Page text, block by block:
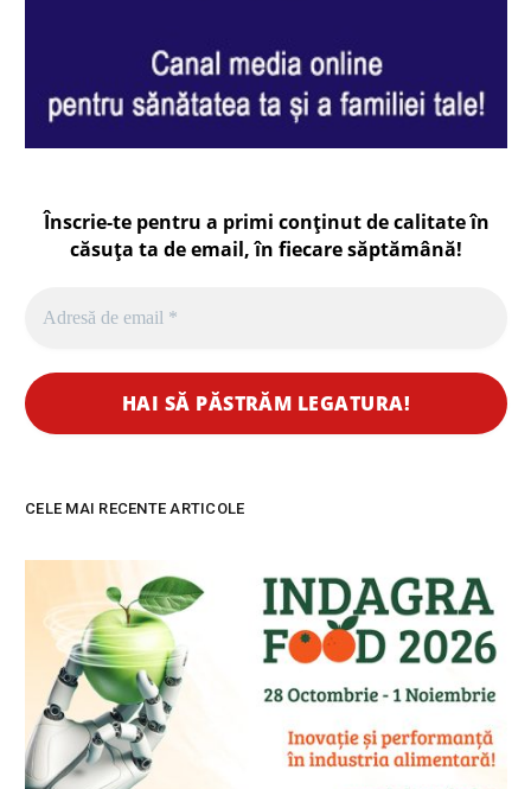
Înscrie-te pentru a primi conținut de calitate în
căsuța ta de email, în fiecaresăptămână!
CELE MAI RECENTE ARTICOLE